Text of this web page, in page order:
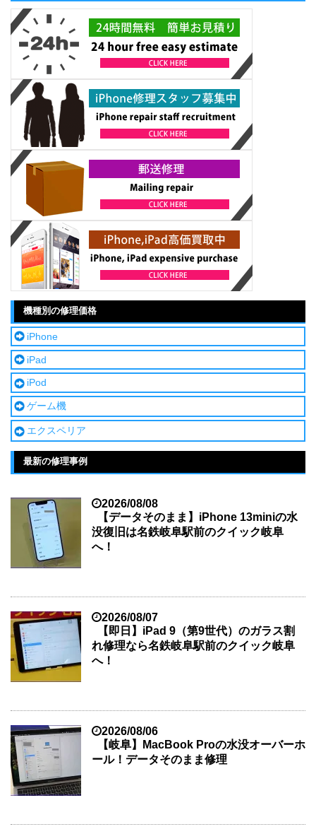
機種別の修理価格
iPhone
iPad
iPod
ゲーム機
エクスペリア
最新の修理事例
2026/08/08
【データそのまま】iPhone 13miniの水
没復旧は名鉄岐阜駅前のクイック岐阜
へ！
2026/08/07
【即日】iPad 9（第9世代）のガラス割
れ修理なら名鉄岐阜駅前のクイック岐阜
へ！
2026/08/06
【岐阜】MacBook Proの水没オーバーホ
ール！データそのまま修理